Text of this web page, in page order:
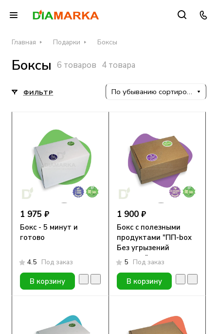
Главная Подарки Боксы
Боксы 6 товаров 4 товара
ФИЛЬТР По убыванию сортировки
1 975 ₽
Бокс - 5 минут и
готово
4.5 Под заказ
В корзину
1 900 ₽
Бокс с полезными
продуктами "ПП-box
Без угрызений
совести"
5 Под заказ
В корзину